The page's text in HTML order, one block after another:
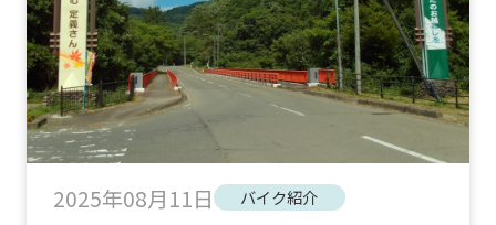
2025年08月11日 バイク紹介